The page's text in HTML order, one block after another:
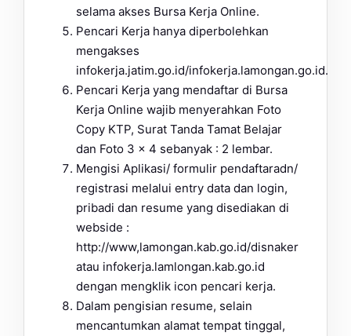
selama akses Bursa Kerja Online.
Pencari Kerja hanya diperbolehkan
mengakses
infokerja.jatim.go.id/infokerja.lamongan.go.id.
Pencari Kerja yang mendaftar di Bursa
Kerja Online wajib menyerahkan Foto
Copy KTP, Surat Tanda Tamat Belajar
dan Foto 3 x 4 sebanyak : 2 lembar.
Mengisi Aplikasi/ formulir pendaftaradn/
registrasi melalui entry data dan login,
pribadi dan resume yang disediakan di
webside :
http://www,lamongan.kab.go.id/disnaker
atau infokerja.lamlongan.kab.go.id
dengan mengklik icon pencari kerja.
Dalam pengisian resume, selain
mencantumkan alamat tempat tinggal,